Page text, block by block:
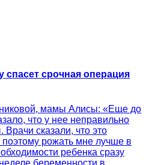
срочная операция
мамы Алисы: «Еще до
что у нее неправильно
сказали, что это
рожать мне лучше в
ребенка сразу
беременности в